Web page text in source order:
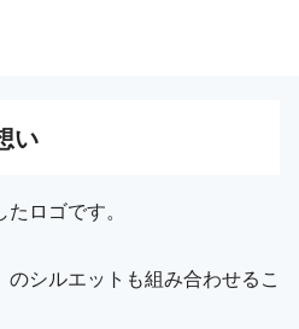
い
ロゴです。
のシルエットも組み合わせるこ